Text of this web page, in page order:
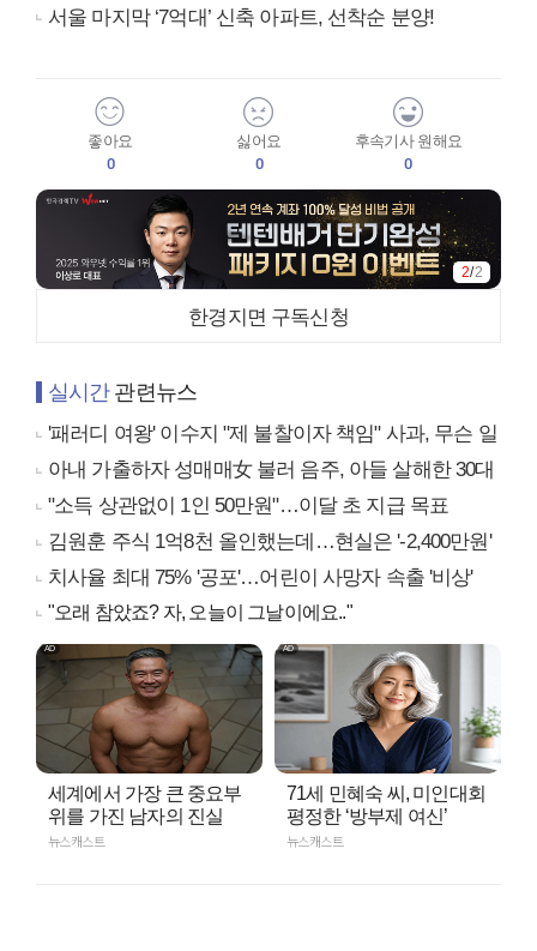
서울 마지막 ‘7억대’ 신축 아파트, 선착순 분양!
좋아요
0
싫어요
0
후속기사 원해요
0
2/2
한경지면 구독신청
실시간관련뉴스
'패러디 여왕' 이수지 "제 불찰이자 책임" 사과, 무슨 일
아내 가출하자 성매매女 불러 음주, 아들 살해한 30대
"소득 상관없이 1인 50만원"…이달 초 지급 목표
김원훈 주식 1억8천 올인했는데…현실은 '-2,400만원'
치사율 최대 75% '공포'…어린이 사망자 속출 '비상'
"오래 참았죠? 자, 오늘이 그날이에요.."
세계에서 가장 큰 중요부
위를 가진 남자의 진실
뉴스캐스트
71세 민혜숙 씨, 미인대회
평정한 ‘방부제 여신’
뉴스캐스트